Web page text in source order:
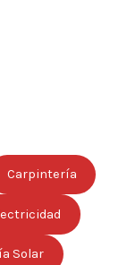
Carpintería
Solar